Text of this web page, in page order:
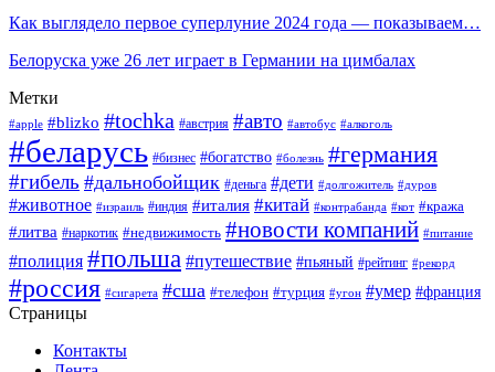
Как выглядело первое суперлуние 2024 года — показываем…
Белоруска уже 26 лет играет в Германии на цимбалах
Метки
#apple #blizko #tochka #австрия #авто #автобус #алкоголь
#беларусь #бизнес #богатство #болезнь #германия
#гибель #дальнобойщик #деньга #дети #долгожитель #дуров
#животное #израиль #индия #италия #китай #контрабанда #кот #кража
#литва #наркотик #недвижимость #новости компаний #питание
#полиция #польша #путешествие #пьяный #рейтинг #рекорд
#россия #сигарета #сша #телефон #турция #угон #умер #франция
Страницы
Контакты